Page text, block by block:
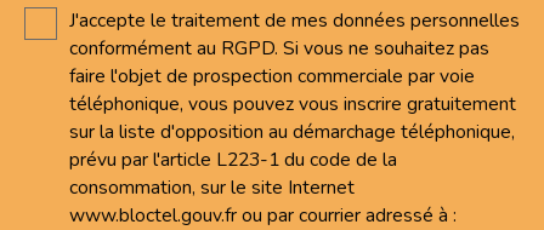
J'accepte le traitement de mes données personnelles
conformément au RGPD. Si vous ne souhaitez pas
faire l'objet de prospection commerciale par voie
téléphonique, vous pouvez vous inscrire gratuitement
sur la liste d'opposition au démarchage téléphonique,
prévu par l'article L223-1 du code de la
consommation, sur le site Internet
www.bloctel.gouv.fr ou par courrier adressé à :